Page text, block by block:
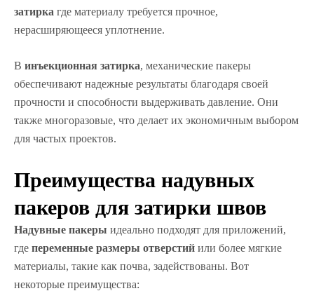
затирка где материалу требуется прочное,
нерасширяющееся уплотнение.
В инъекционная затирка, механические пакеры
обеспечивают надежные результаты благодаря своей
прочности и способности выдерживать давление. Они
также многоразовые, что делает их экономичным выбором
для частых проектов.
Преимущества надувных
пакеров для затирки швов
Надувные пакеры идеально подходят для приложений,
где переменные размеры отверстий или более мягкие
материалы, такие как почва, задействованы. Вот
некоторые преимущества: